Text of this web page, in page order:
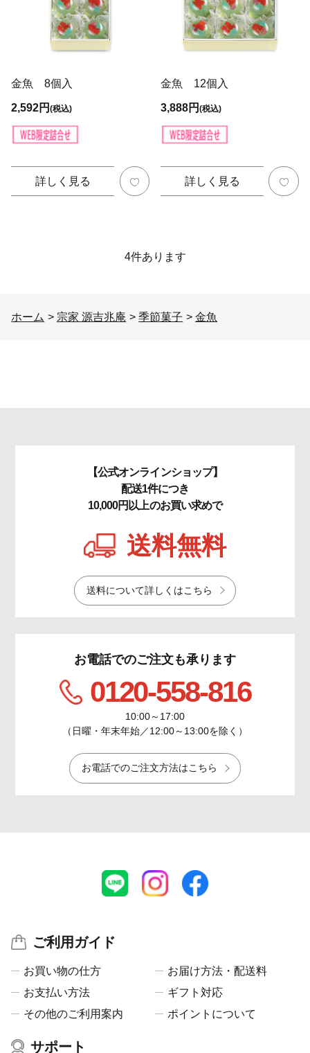
金魚 8個入
2,592円(税込)
詳しく見る
金魚 12個入
3,888円(税込)
詳しく見る
4件あります
ホーム > 宗家 源吉兆庵 >季節菓子 >金魚
【公式オンラインショップ】
配送1件につき
10,000円以上のお買い求めで
送料無料
送料について詳しくはこちら
お電話でのご注文も承ります
0120-558-816
10:00～17:00
（日曜・年末年始／12:00～13:00を除く）
お電話でのご注文方法はこちら
ご利用ガイド
お買い物の仕方
お届け方法・配送料
お支払い方法
ギフト対応
その他のご利用案内
ポイントについて
サポート